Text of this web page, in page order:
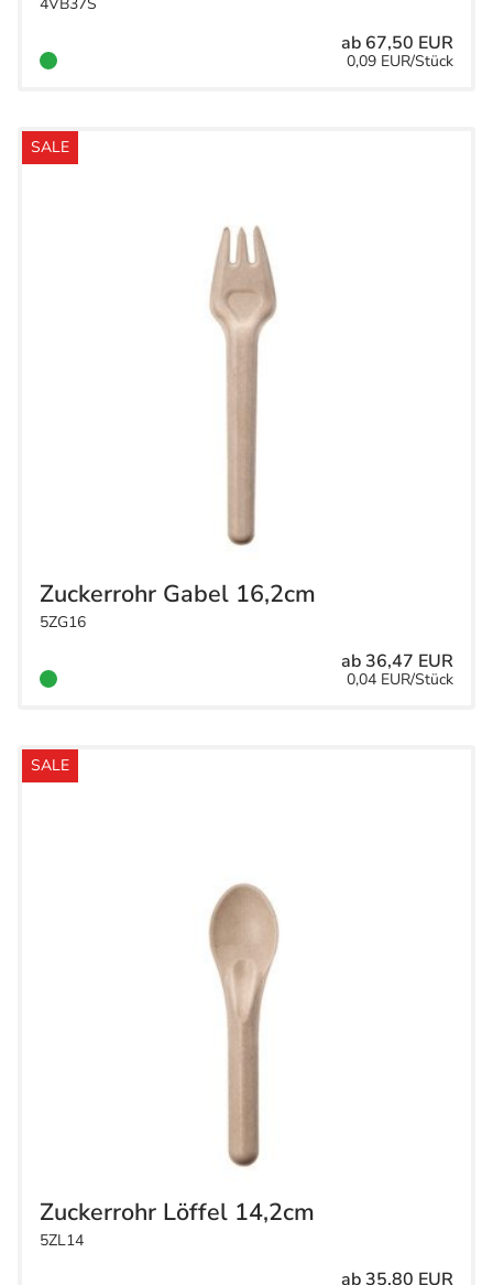
ab 67,50 EUR
0,09 EUR/Stück
SALE
Zuckerrohr Gabel 16,2cm
5ZG16
ab 36,47 EUR
0,04 EUR/Stück
SALE
Zuckerrohr Löffel 14,2cm
5ZL14
ab 35,80 EUR